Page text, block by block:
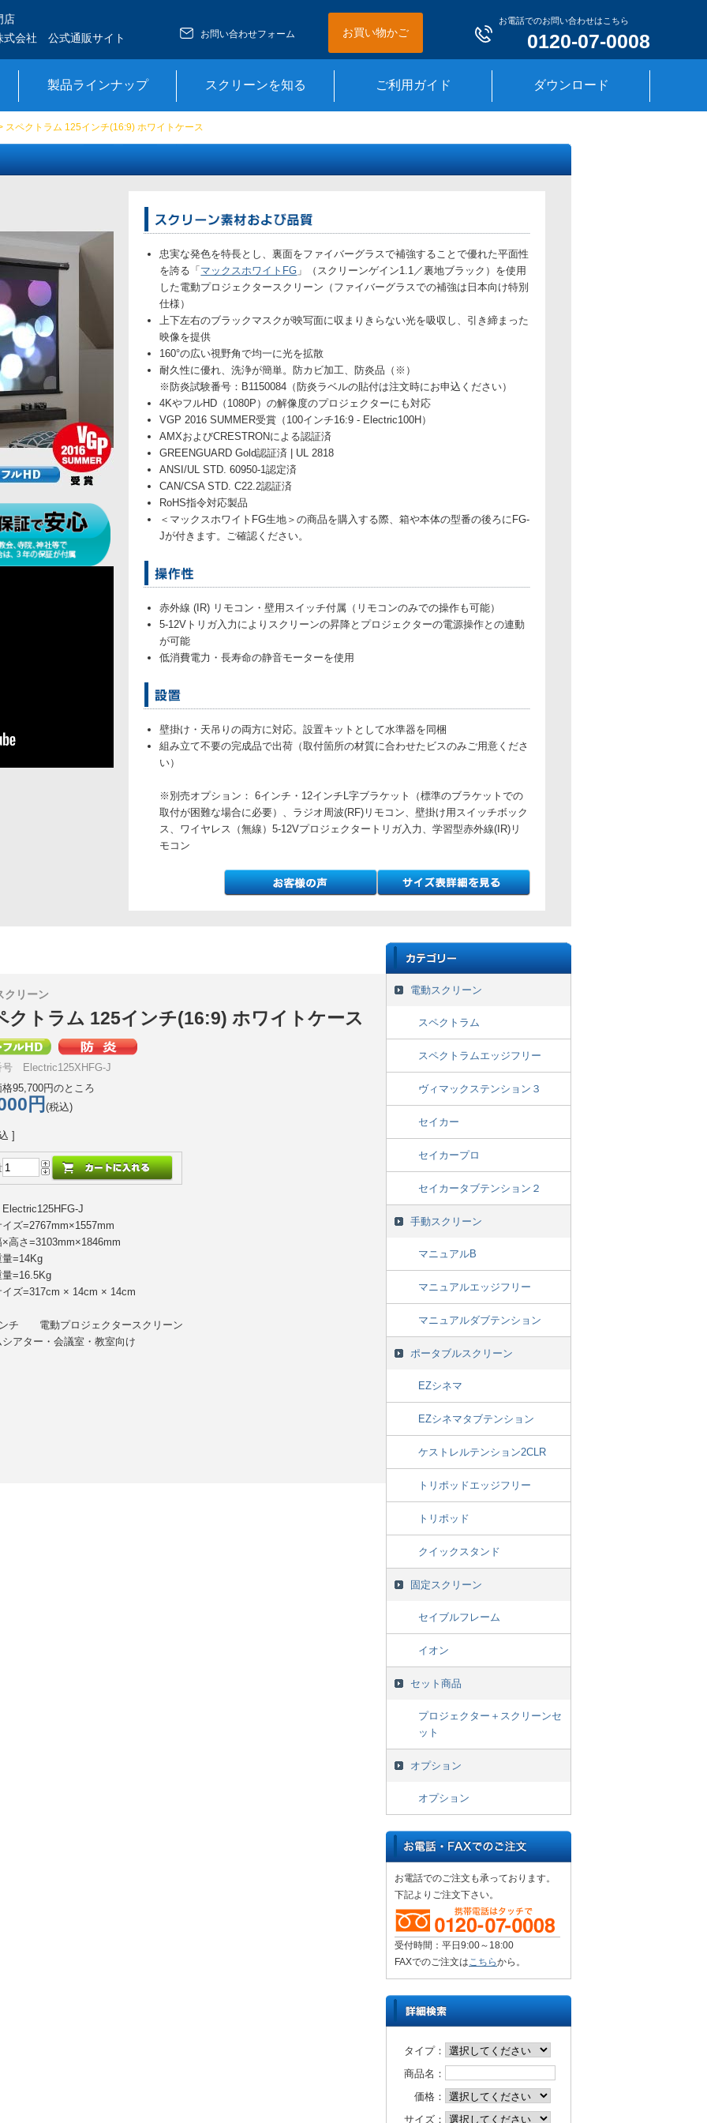
店
式会社 公式通販サイト
お問い合わせフォーム お買い物かご
お電話でのお問い合わせはこちら
0120-07-0008
製品ラインナップ スクリーンを知る ご利用ガイド ダウンロード
スペクトラム 125インチ(16:9) ホワイトケース
忠実な発色を特長とし、裏面をファイバーグラスで補強することで優れた平面性
を誇る「 マックスホワイトFG 」（スクリーンゲイン1.1／裏地ブラック）を使用
した電動プロジェクタースクリーン（ファイバーグラスでの補強は日本向け特別
仕様）
上下左右のブラックマスクが映写面に収まりきらない光を吸収し、引き締まった
映像を提供
160°の広い視野角で均一に光を拡散
耐久性に優れ、洗浄が簡単。防カビ加工、防炎品（※）
※防炎試験番号：B1150084（防炎ラベルの貼付は注文時にお申込ください）
4KやフルHD（1080P）の解像度のプロジェクターにも対応
VGP 2016 SUMMER受賞（100インチ16:9 - Electric100H）
AMXおよびCRESTRONによる認証済
GREENGUARD Gold認証済 | UL 2818
ANSI/UL STD. 60950-1認定済
CAN/CSA STD. C22.2認証済
RoHS指令対応製品
＜マックスホワイトFG生地＞の商品を購入する際、箱や本体の型番の後ろにFG-
Jが付きます。ご確認ください。
赤外線 (IR) リモコン・壁用スイッチ付属（リモコンのみでの操作も可能）
5-12Vトリガ入力によりスクリーンの昇降とプロジェクターの電源操作との連動
が可能
低消費電力・長寿命の静音モーターを使用
壁掛け・天吊りの両方に対応。設置キットとして水準器を同梱
組み立て不要の完成品で出荷（取付箇所の材質に合わせたビスのみご用意くださ
い）
※別売オプション： 6インチ・12インチL字ブラケット（標準のブラケットでの
取付が困難な場合に必要）、ラジオ周波(RF)リモコン、壁掛け用スイッチボック
ス、ワイヤレス（無線）5-12Vプロジェクタートリガ入力、学習型赤外線(IR)リ
モコン
クリーン
クトラム 125インチ(16:9) ホワイトケース
号 Electric125XHFG-J
95,700円のところ
円 (税込)
]
Electric125HFG-J
イズ=2767mm×1557mm
×高さ=3103mm×1846mm
量=14Kg
量=16.5Kg
イズ=317cm × 14cm × 14cm
ンチ 電動プロジェクタースクリーン
アター・会議室・教室向け
電動スクリーン
スペクトラム
スペクトラムエッジフリー
ヴィマックステンション３
セイカー
セイカープロ
セイカータブテンション２
手動スクリーン
マニュアルB
マニュアルエッジフリー
マニュアルダブテンション
ポータブルスクリーン
EZシネマ
EZシネマタブテンション
ケストレルテンション2CLR
トリポッドエッジフリー
トリポッド
クイックスタンド
固定スクリーン
セイブルフレーム
イオン
セット商品
プロジェクター＋スクリーンセ
ット
オプション
オプション
お電話でのご注文も承っております。
下記よりご注文下さい。
受付時間：平日9:00～18:00
FAXでのご注文はこちらから。
タイプ：
商品名：
価格：
サイズ：